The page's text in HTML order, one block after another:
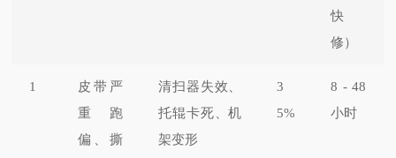
快
修）
1
皮带严
重跑
偏、撕
清扫器失效、
托辊卡死、机
架变形
3
5%
8 - 48
小时